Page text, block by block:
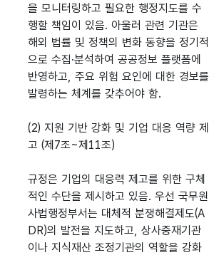
을 모니터링하고 필요한 행정지도를 수
행할 책임이 있음. 아울러 관련 기관은
해외 법률 및 정책의 변화 동향을 정기적
으로 수집·분석하여 공공정보 플랫폼에
반영하고, 주요 위험 요인에 대한 경보를
발령하는 체계를 갖추어야 함.
(2) 지원 기반 강화 및 기업 대응 역량 제
고 (제7조~제11조)
규정은 기업의 대응력 제고를 위한 구체
적인 수단을 제시하고 있음. 우선 국무원
사법행정부서는 대체적 분쟁해결제도(A
DR)의 발전을 지도하고, 상사중재기관
이나 지식재산 조정기관의 역할을 강화